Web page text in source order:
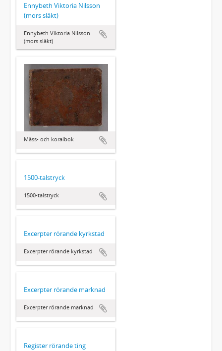
Ennybeth Viktoria Nilsson
(mors släkt)
Ennybeth Viktoria Nilsson
(mors släkt)
Mäss- och koralbok
1500-talstryck
1500-talstryck
Excerpter rörande kyrkstad
Excerpter rörande kyrkstad
Excerpter rörande marknad
Excerpter rörande marknad
Register rörande ting